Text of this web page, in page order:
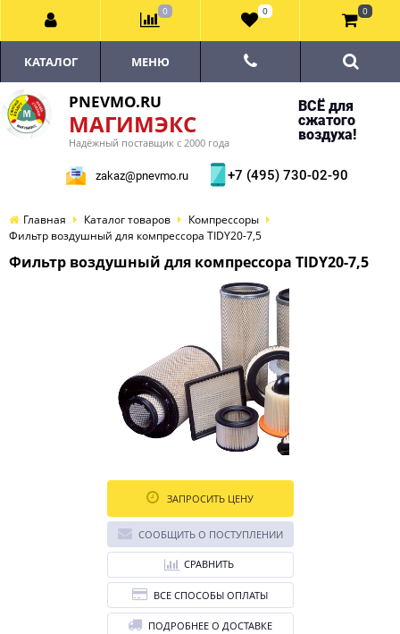
PNEVMO.RU
МАГИМЭКС
Надёжный поставщик с 2000 года
ВСЁ для
сжатого
воздуха!
zakaz@pnevmo.ru +7 (495) 730-02-90
КАТАЛОГ МЕНЮ
Главная Каталог товаров
Компрессоры
Фильтр воздушный для компрессора TIDY20-7,5
Фильтр воздушный для компрессора TIDY20-7,5
ЗАПРОСИТЬ ЦЕНУ
СООБЩИТЬ О ПОСТУПЛЕНИИ
СРАВНИТЬ
ВСЕ СПОСОБЫ ОПЛАТЫ
ПОДРОБНЕЕ О ДОСТАВКЕ
0 0 0